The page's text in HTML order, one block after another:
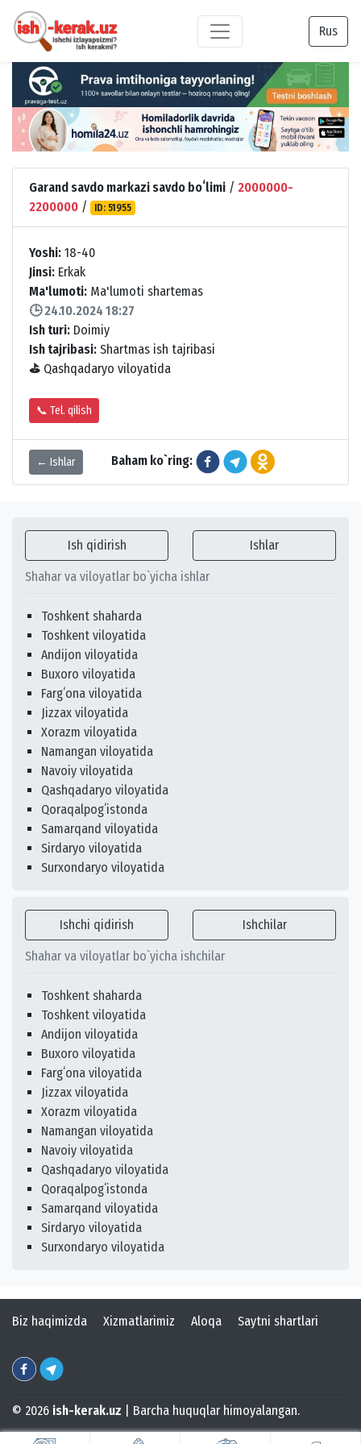
Rus
Garand savdo markazi savdo boʻlimi / 2000000-
2200000 / ID: 51955
Yoshi: 18-40
Jinsi: Erkak
Ma'lumoti: Ma'lumoti shartemas
🕒 24.10.2024 18:27
Ish turi: Doimiy
Ish tajribasi: Shartmas ish tajribasi
⛳ Qashqadaryo viloyatida
📞 Tel. qilish
← Ishlar Baham ko`ring:
Ish qidirish Ishlar
Shahar va viloyatlar bo`yicha ishlar
Toshkent shaharda
Toshkent viloyatida
Andijon viloyatida
Buxoro viloyatida
Fargʻona viloyatida
Jizzax viloyatida
Xorazm viloyatida
Namangan viloyatida
Navoiy viloyatida
Qashqadaryo viloyatida
Qoraqalpogʻistonda
Samarqand viloyatida
Sirdaryo viloyatida
Surxondaryo viloyatida
Ishchi qidirish Ishchilar
Shahar va viloyatlar bo`yicha ishchilar
Toshkent shaharda
Toshkent viloyatida
Andijon viloyatida
Buxoro viloyatida
Fargʻona viloyatida
Jizzax viloyatida
Xorazm viloyatida
Namangan viloyatida
Navoiy viloyatida
Qashqadaryo viloyatida
Qoraqalpogʻistonda
Samarqand viloyatida
Sirdaryo viloyatida
Surxondaryo viloyatida
Biz haqimizda Xizmatlarimiz Aloqa Saytni shartlari
© 2026 ish-kerak.uz | Barcha huquqlar himoyalangan.